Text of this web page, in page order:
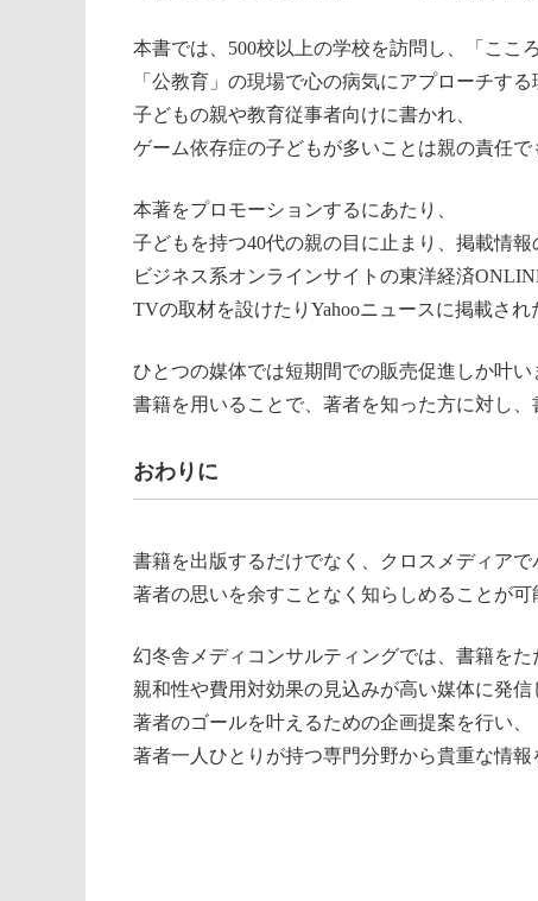
本書では、500校以上の学校を訪問し、「ここ
「公教育」の現場で心の病気にアプローチす
子どもの親や教育従事者向けに書かれ、
ゲーム依存症の子どもが多いことは親の責任で
本著をプロモーションするにあたり、
子どもを持つ40代の親の目に止まり、掲載情
ビジネス系オンラインサイトの東洋経済
TVの取材を設けたりYahooニュースに掲載さ
ひとつの媒体では短期間での販売促進しか叶い
書籍を用いることで、著者を知った方に対し
おわりに
書籍を出版するだけでなく、クロスメディアで
著者の思いを余すことなく知らしめることが可
幻冬舎メディコンサルティングでは、書籍をた
親和性や費用対効果の見込みが高い媒体に発信
著者のゴールを叶えるための企画提案を行い、
著者一人ひとりが持つ専門分野から貴重な情報